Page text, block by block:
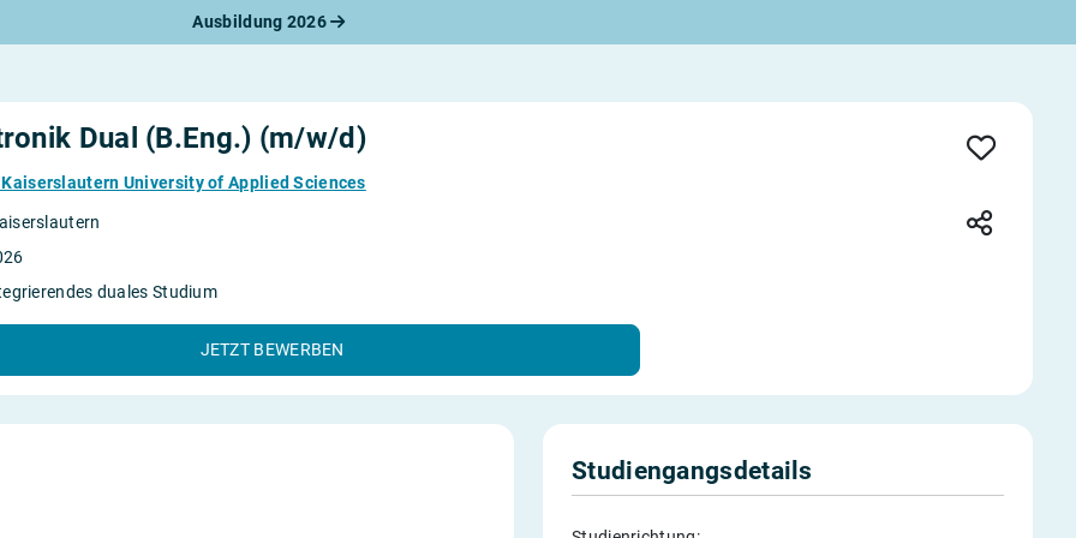
Ausbildung 2026
Bewerbung
Check
Dual (B.Eng.) (m/w/d)
University of Applied Sciences
duales Studium
JETZT BEWERBEN
Studiengangsdetails